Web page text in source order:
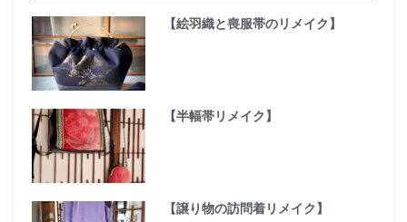
【絵羽織と喪服帯のリメイク】
【半幅帯リメイク】
【譲り物の訪問着リメイク】